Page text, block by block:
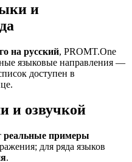
и
на русский, PROMT.One
языковые направления —
доступен в
и озвучкой
реальные примеры
для ряда языков
.